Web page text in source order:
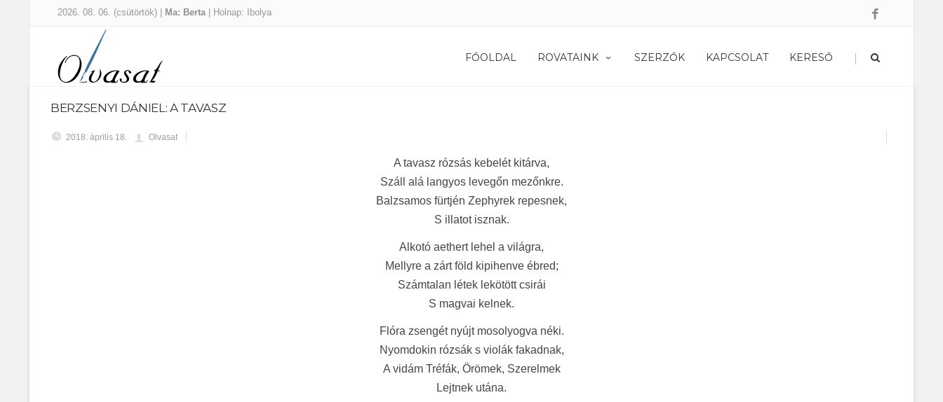
2026. 08. 06. (csütörtök) | Ma: Berta | Holnap: Ibolya
FŐOLDAL ROVATAINK SZERZŐK KAPCSOLAT KERESŐ |
BERZSENYI DÁNIEL: A TAVASZ
2018. április 18. Olvasat
A tavasz rózsás kebelét kitárva,
Száll alá langyos levegőn mezőnkre.
Balzsamos fürtjén Zephyrek repesnek,
S illatot isznak.
Alkotó aethert lehel a világra,
Mellyre a zárt föld kipihenve ébred;
Számtalan létek lekötött csirái
S magvai kelnek.
Flóra zsengét nyújt mosolyogva néki.
Nyomdokin rózsák s violák fakadnak,
A vidám Tréfák, Örömek, Szerelmek
Lejtnek utána.